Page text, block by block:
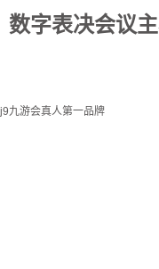
数字表决会议
j9九游会真人第一品牌